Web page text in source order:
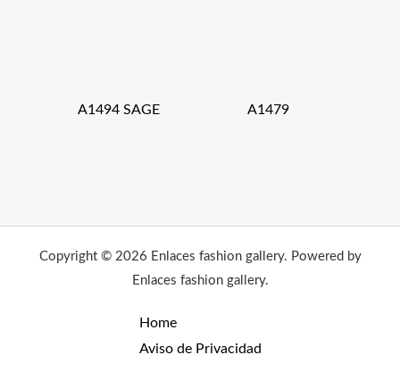
A1494 SAGE A1479
Copyright © 2026 Enlaces fashion gallery. Powered by
Enlaces fashion gallery.
Home
Aviso de Privacidad